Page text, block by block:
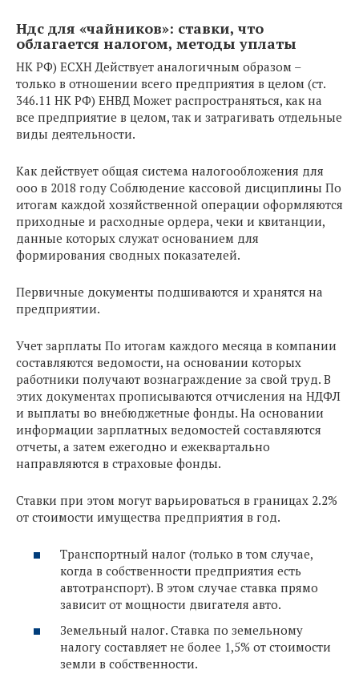
Ндс для «чайников»: ставки, что
облагается налогом, методы уплаты
НК РФ) ЕСХН Действует аналогичным образом –
только в отношении всего предприятия в целом (ст.
346.11 НК РФ) ЕНВД Может распространяться, как на
все предприятие в целом, так и затрагивать отдельные
виды деятельности.
Как действует общая система налогообложения для
ооо в 2018 году Соблюдение кассовой дисциплины По
итогам каждой хозяйственной операции оформляются
приходные и расходные ордера, чеки и квитанции,
данные которых служат основанием для
формирования сводных показателей.
Первичные документы подшиваются и хранятся на
предприятии.
Учет зарплаты По итогам каждого месяца в компании
составляются ведомости, на основании которых
работники получают вознаграждение за свой труд. В
этих документах прописываются отчисления на НДФЛ
и выплаты во внебюджетные фонды. На основании
информации зарплатных ведомостей составляются
отчеты, а затем ежегодно и ежеквартально
направляются в страховые фонды.
Ставки при этом могут варьироваться в границах 2.2%
от стоимости имущества предприятия в год.
Транспортный налог (только в том случае,
когда в собственности предприятия есть
автотранспорт). В этом случае ставка прямо
зависит от мощности двигателя авто.
Земельный налог. Ставка по земельному
налогу составляет не более 1,5% от стоимости
земли в собственности.